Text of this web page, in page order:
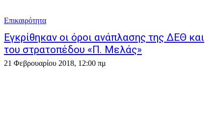
Επικαιρότητα
Εγκρίθηκαν οι όροι ανάπλασης της ΔΕΘ και
του στρατοπέδου «Π. Μελάς»
21 Φεβρουαρίου 2018, 12:00 πμ